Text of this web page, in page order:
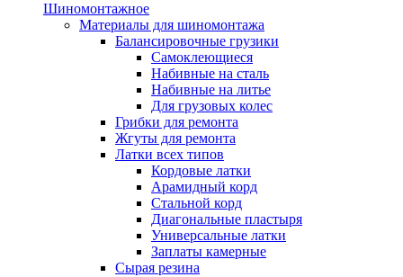
Шиномонтажное
Материалы для шиномонтажа
Балансировочные грузики
Самоклеющиеся
Набивные на сталь
Набивные на литье
Для грузовых колес
Грибки для ремонта
Жгуты для ремонта
Латки всех типов
Кордовые латки
Арамидный корд
Стальной корд
Диагональные пластыря
Универсальные латки
Заплаты камерные
Сырая резина